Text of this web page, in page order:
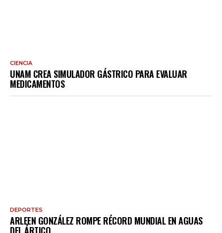
CIENCIA
UNAM CREA SIMULADOR GÁSTRICO PARA EVALUAR
MEDICAMENTOS
DEPORTES
ARLEEN GONZÁLEZ ROMPE RÉCORD MUNDIAL EN AGUAS
DEL ÁRTICO